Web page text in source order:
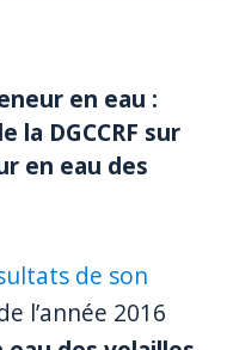
en eau :
la DGCCRF sur
en eau des
de son
l’année 2016